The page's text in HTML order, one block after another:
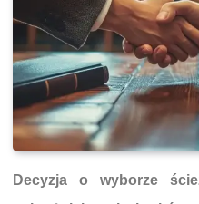
Decyzja o wyborze